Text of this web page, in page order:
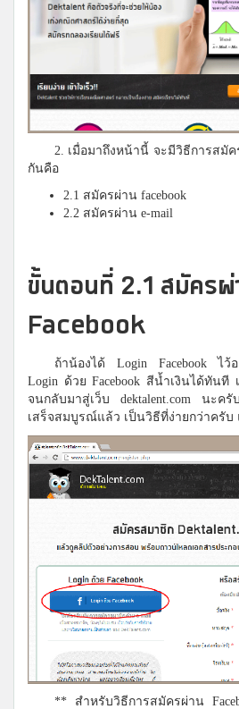
2. เมื่อมาถึงหน้านี้ จะมีวิธีการสมั
กันคือ
2.1 สมัครผ่าน facebook
2.2 สมัครผ่าน e-mail
ขั้นตอนที่ 2.1 สมัคร
Facebook
ถ้าน้องได้ Login Facebook ไ
Login ด้วย Facebook สีน้ำเงินได้ทันที
จนกลับมาสู่เว็บ dektalent.com นะค
เสร็จสมบูรณ์แล้ว เป็นวิธีที่ง่ายกว่าครั
** สำหรับวิธีการสมัครผ่าน